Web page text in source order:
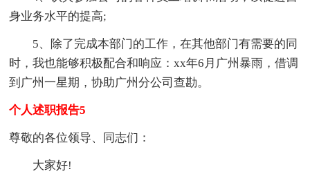
身业务水平的提高;
5、除了完成本部门的工作，在其他部门有需要的同
时，我也能够积极配合和响应：xx年6月广州暴雨，借调
到广州一星期，协助广州分公司查勘。
个人述职报告5
尊敬的各位领导、同志们：
大家好!